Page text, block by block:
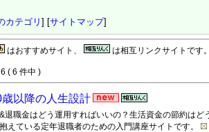
カテゴリ ] [サイトマップ]
はおすすめサイト、 は相互リンクサイトです
( 6 件中 )
以降の人生設計
退職金はどう運用すればいいの？生活資金の節約は
えている定年退職者のための入門講座サイトです。